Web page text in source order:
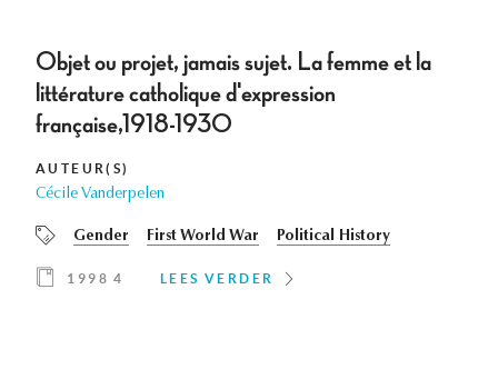
Objet ou projet, jamais sujet. La femme et la
littérature catholique d'expression
française,1918-1930
AUTEUR(S)
Cécile Vanderpelen
Gender First World War Political History
1998 4 LEES VERDER